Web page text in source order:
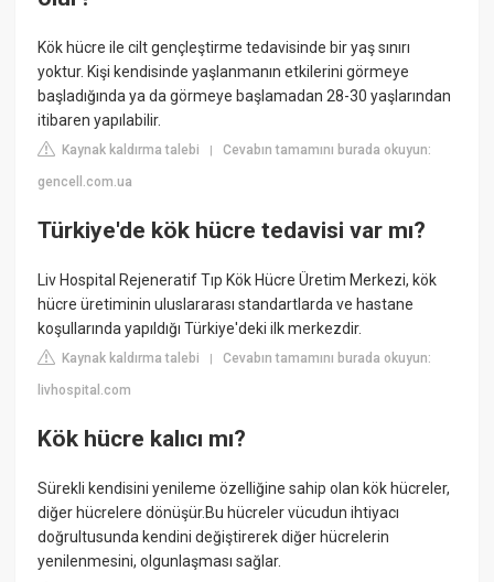
Kök hücre ile cilt gençleştirme tedavisinde bir yaş sınırı
yoktur. Kişi kendisinde yaşlanmanın etkilerini görmeye
başladığında ya da görmeye başlamadan 28-30 yaşlarından
itibaren yapılabilir.
Kaynak kaldırma talebi |Cevabın tamamını burada okuyun:
gencell.com.ua
Türkiye'de kök hücre tedavisi var mı?
Liv Hospital Rejeneratif Tıp Kök Hücre Üretim Merkezi, kök
hücre üretiminin uluslararası standartlarda ve hastane
koşullarında yapıldığı Türkiye'deki ilk merkezdir.
Kaynak kaldırma talebi |Cevabın tamamını burada okuyun:
livhospital.com
Kök hücre kalıcı mı?
Sürekli kendisini yenileme özelliğine sahip olan kök hücreler,
diğer hücrelere dönüşür.Bu hücreler vücudun ihtiyacı
doğrultusunda kendini değiştirerek diğer hücrelerin
yenilenmesini, olgunlaşması sağlar.